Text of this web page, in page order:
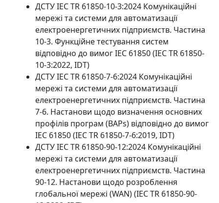
ДСТУ IEC TR 61850-10-3:2024 Комунікаційні
мережі та системи для автоматизації
електроенергетичних підприємств. Частина
10-3. Функційне тестування систем
відповідно до вимог IEC 61850 (IEC TR 61850-
10-3:2022, IDT)
ДСТУ IEC TR 61850-7-6:2024 Комунікаційні
мережі та системи для автоматизації
електроенергетичних підприємств. Частина
7-6. Настанови щодо визначення основних
профілів програм (BAPs) відповідно до вимог
IEC 61850 (IEC TR 61850-7-6:2019, IDT)
ДСТУ IEC TR 61850-90-12:2024 Комунікаційні
мережі та системи для автоматизації
електроенергетичних підприємств. Частина
90-12. Настанови щодо розроблення
глобальної мережі (WAN) (IEC TR 61850-90-